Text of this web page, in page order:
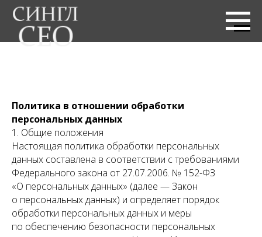
Политика в отношении обработки
персональных данных
1. Общие положения
Настоящая политика обработки персональных
данных составлена в соответствии с требованиями
Федерального закона от 27.07.2006. № 152-ФЗ
«О персональных данных» (далее — Закон
о персональных данных) и определяет порядок
обработки персональных данных и меры
по обеспечению безопасности персональных